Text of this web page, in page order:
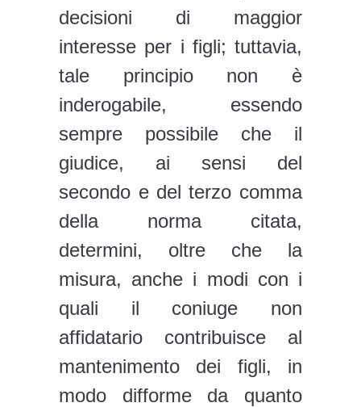
decisioni di maggior
interesse per i figli; tuttavia,
tale principio non è
inderogabile, essendo
sempre possibile che il
giudice, ai sensi del
secondo e del terzo comma
della norma citata,
determini, oltre che la
misura, anche i modi con i
quali il coniuge non
affidatario contribuisce al
mantenimento dei figli, in
modo difforme da quanto